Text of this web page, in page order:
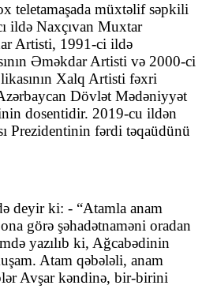
teletamaşada müxtəlif səpkili
ildə Naxçıvan Muxtar
Artisti, 1991-ci ildə
Əməkdar Artisti və 2000-ci
Xalq Artisti fəxri
Dövlət Mədəniyyət
dosentidir. 2019-cu ildən
Prezidentinin fərdi təqaüdünü
deyir ki: - “Atamla anam
görə şəhadətnaməni oradan
yazılıb ki, Ağcabədinin
Atam qəbələli, anam
Avşar kəndinə, bir-birini